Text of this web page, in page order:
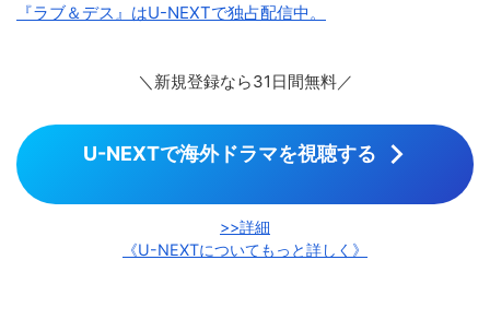
『ラブ＆デス』はU-NEXTで独占配信中。
＼新規登録なら31日間無料／
U-NEXTで海外ドラマを視聴する
>>詳細
《U-NEXTについてもっと詳しく》